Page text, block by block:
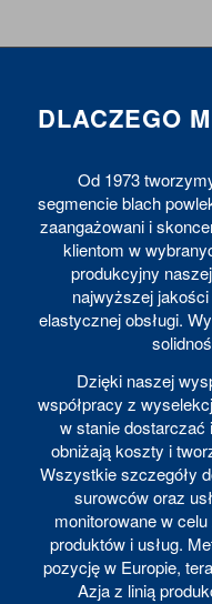
DLACZEGO
Od 1973
segmencie blach
zaangażowani i
klientom w
produkcyjny
najwyższej
elastycznej obsługi.
Dzięki naszej
współpracy z
w stanie dostarczać
obniżają koszty i
Wszystkie szczegóły
surowców oraz
monitorowane w
produktów i usług.
pozycję w Europie,
Azja z linią